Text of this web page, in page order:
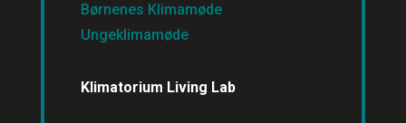
Børnenes Klimamøde
Ungeklimamøde
Klimatorium Living Lab